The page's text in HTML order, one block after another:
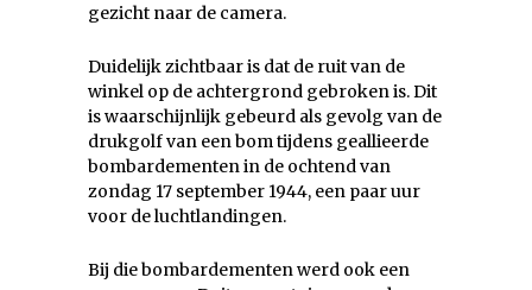
gezicht naar de camera.
Duidelijk zichtbaar is dat de ruit van de
winkel op de achtergrond gebroken is. Dit
is waarschijnlijk gebeurd als gevolg van de
drukgolf van een bom tijdens geallieerde
bombardementen in de ochtend van
zondag 17 september 1944, een paar uur
voor de luchtlandingen.
Bij die bombardementen werd ook een